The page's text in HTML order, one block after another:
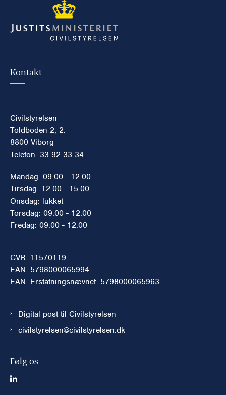
Kontakt
Civilstyrelsen
Toldboden 2, 2.
8800 Viborg
Telefon: 33 92 33 34
Mandag: 09.00 - 12.00
Tirsdag: 12.00 - 15.00
Onsdag: lukket
Torsdag: 09.00 - 12.00
Fredag: 09.00 - 12.00
CVR: 11570119
EAN: 5798000065994
EAN: Erstatningsnævnet: 5798000065963
Digital post til Civilstyrelsen
civilstyrelsen@civilstyrelsen.dk
Følg os